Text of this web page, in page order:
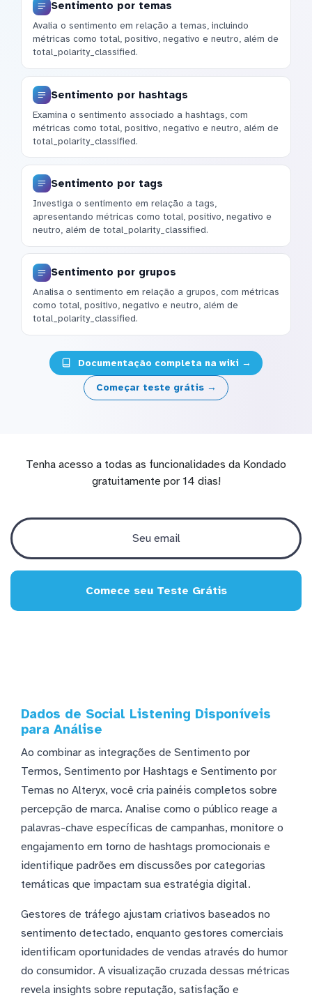
Sentimento por temas
Avalia o sentimento em relação a temas, incluindo
métricas como total, positivo, negativo e neutro, além de
total_polarity_classified.
Sentimento por hashtags
Examina o sentimento associado a hashtags, com
métricas como total, positivo, negativo e neutro, além de
total_polarity_classified.
Sentimento por tags
Investiga o sentimento em relação a tags,
apresentando métricas como total, positivo, negativo e
neutro, além de total_polarity_classified.
Sentimento por grupos
Analisa o sentimento em relação a grupos, com métricas
como total, positivo, negativo e neutro, além de
total_polarity_classified.
Documentação completa na wiki →
Começar teste grátis →
Tenha acesso a todas as funcionalidades da Kondado
gratuitamente por 14 dias!
Comece seu Teste Grátis
Dados de Social Listening Disponíveis
para Análise
Ao combinar as integrações de Sentimento por
Termos, Sentimento por Hashtags e Sentimento por
Temas no Alteryx, você cria painéis completos sobre
percepção de marca. Analise como o público reage a
palavras-chave específicas de campanhas, monitore o
engajamento em torno de hashtags promocionais e
identifique padrões em discussões por categorias
temáticas que impactam sua estratégia digital.
Gestores de tráfego ajustam criativos baseados no
sentimento detectado, enquanto gestores comerciais
identificam oportunidades de vendas através do humor
do consumidor. A visualização cruzada dessas métricas
revela insights sobre reputação, satisfação e